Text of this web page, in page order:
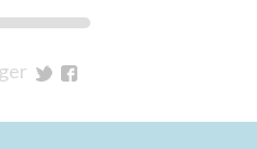
Twitter
Facebook